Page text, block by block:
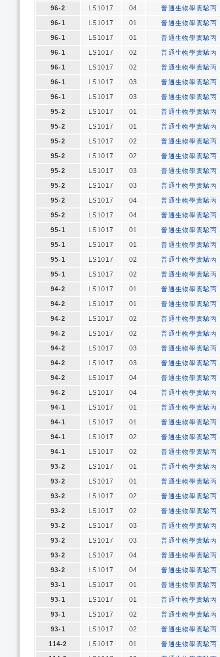
96-2
LS1017 04
普通生物學實驗丙
96-1
LS1017 01
普通生物學實驗丙
96-1
LS1017 01
普通生物學實驗丙
96-1
LS1017 02
普通生物學實驗丙
96-1
LS1017 02
普通生物學實驗丙
96-1
LS1017 03
普通生物學實驗丙
96-1
LS1017 03
普通生物學實驗丙
95-2
LS1017 01
普通生物學實驗丙
95-2
LS1017 01
普通生物學實驗丙
95-2
LS1017 02
普通生物學實驗丙
95-2
LS1017 02
普通生物學實驗丙
95-2
LS1017 03
普通生物學實驗丙
95-2
LS1017 03
普通生物學實驗丙
95-2
LS1017 04
普通生物學實驗丙
95-2
LS1017 04
普通生物學實驗丙
95-1
LS1017 01
普通生物學實驗丙
95-1
LS1017 01
普通生物學實驗丙
95-1
LS1017 02
普通生物學實驗丙
95-1
LS1017 02
普通生物學實驗丙
94-2
LS1017 01
普通生物學實驗丙
94-2
LS1017 01
普通生物學實驗丙
94-2
LS1017 02
普通生物學實驗丙
94-2
LS1017 02
普通生物學實驗丙
94-2
LS1017 03
普通生物學實驗丙
94-2
LS1017 03
普通生物學實驗丙
94-2
LS1017 04
普通生物學實驗丙
94-2
LS1017 04
普通生物學實驗丙
94-1
LS1017 01
普通生物學實驗丙
94-1
LS1017 01
普通生物學實驗丙
94-1
LS1017 02
普通生物學實驗丙
94-1
LS1017 02
普通生物學實驗丙
93-2
LS1017 01
普通生物學實驗丙
93-2
LS1017 01
普通生物學實驗丙
93-2
LS1017 02
普通生物學實驗丙
93-2
LS1017 02
普通生物學實驗丙
93-2
LS1017 03
普通生物學實驗丙
93-2
LS1017 03
普通生物學實驗丙
93-2
LS1017 04
普通生物學實驗丙
93-2
LS1017 04
普通生物學實驗丙
93-1
LS1017 01
普通生物學實驗丙
93-1
LS1017 01
普通生物學實驗丙
93-1
LS1017 02
普通生物學實驗丙
93-1
LS1017 02
普通生物學實驗丙
114-2
LS1017 01
普通生物學實驗丙